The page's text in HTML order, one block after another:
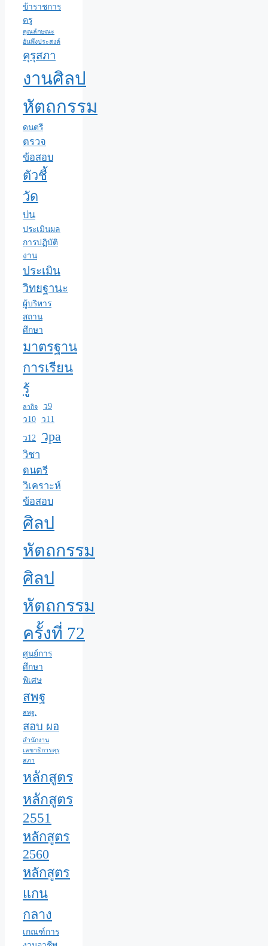
ข้าราชการ
ครู
คุณลักษณะ
อันพึงประสงค์
คุรุสภา
งานศิลป
หัตถกรรม
ดนตรี
ตรวจ
ข้อสอบ
ตัวชี้
วัด
บ่น
ประเมินผล
การปฏิบัติ
งาน
ประเมิน
วิทยฐานะ
ผู้บริหาร
สถาน
ศึกษา
มาตรฐาน
การเรียน
รู้
ลากิจ
ว9
ว10 ว11
ว12 วpa
วิชา
ดนตรี
วิเคราะห์
ข้อสอบ
ศิลป
หัตถกรรม
ศิลป
หัตถกรรม
ครั้งที่ 72
ศูนย์การ
ศึกษา
พิเศษ
สพฐ
สพฐ.
สอบ ผอ
สำนักงาน
เลขาธิการคุรุ
สภา
หลักสูตร
หลักสูตร
2551
หลักสูตร
2560
หลักสูตร
แกน
กลาง
เกณฑ์การ